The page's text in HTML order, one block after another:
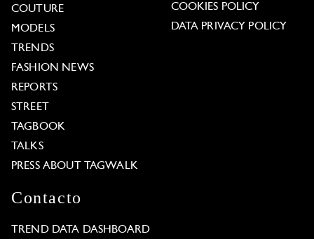
COUTURE
MODELS
TRENDS
FASHION NEWS
REPORTS
STREET
TAGBOOK
TALKS
PRESS ABOUT TAGWALK
COOKIES POLICY
DATA PRIVACY POLICY
Contacto
TREND DATA DASHBOARD